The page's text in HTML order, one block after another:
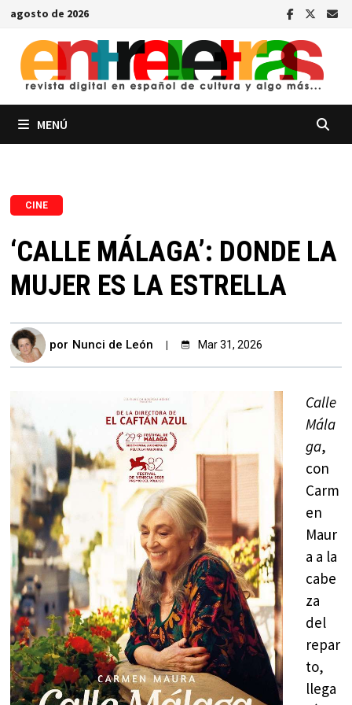
Saltar
contenido
agosto de 2026
MENÚ
CINE
‘CALLE MÁLAGA’: DONDE LA
MUJER ES LA ESTRELLA
por Nunci de León Mar 31, 2026
Calle
Mála
ga,
con
Carm
en
Maur
a a la
cabe
za
del
repar
to,
llega